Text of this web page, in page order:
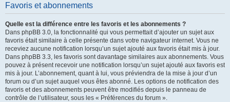
Favoris et abonnements
Quelle est la différence entre les favoris et les abonnements ?
Dans phpBB 3.0, la fonctionnalité qui vous permettait d’ajouter un sujet aux
favoris était similaire à celle présente dans votre navigateur internet. Vous ne
receviez aucune notification lorsqu’un sujet ajouté aux favoris était mis à jour.
Dans phpBB 3.3, les favoris sont davantage similaires aux abonnements. Vous
pouvez à présent recevoir une notification lorsqu’un sujet ajouté aux favoris est
mis à jour. L’abonnement, quant à lui, vous préviendra de la mise à jour d’un
forum ou d’un sujet auquel vous êtes abonné. Les options de notification des
favoris et des abonnements peuvent être modifiés depuis le panneau de
contrôle de l’utilisateur, sous les « Préférences du forum ».